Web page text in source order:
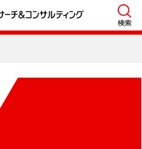
検索